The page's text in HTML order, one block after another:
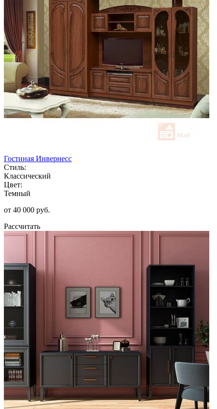
Гостиная Инвернесс
Стиль:
Классический
Цвет:
Темный
от 40 000 руб.
Рассчитать